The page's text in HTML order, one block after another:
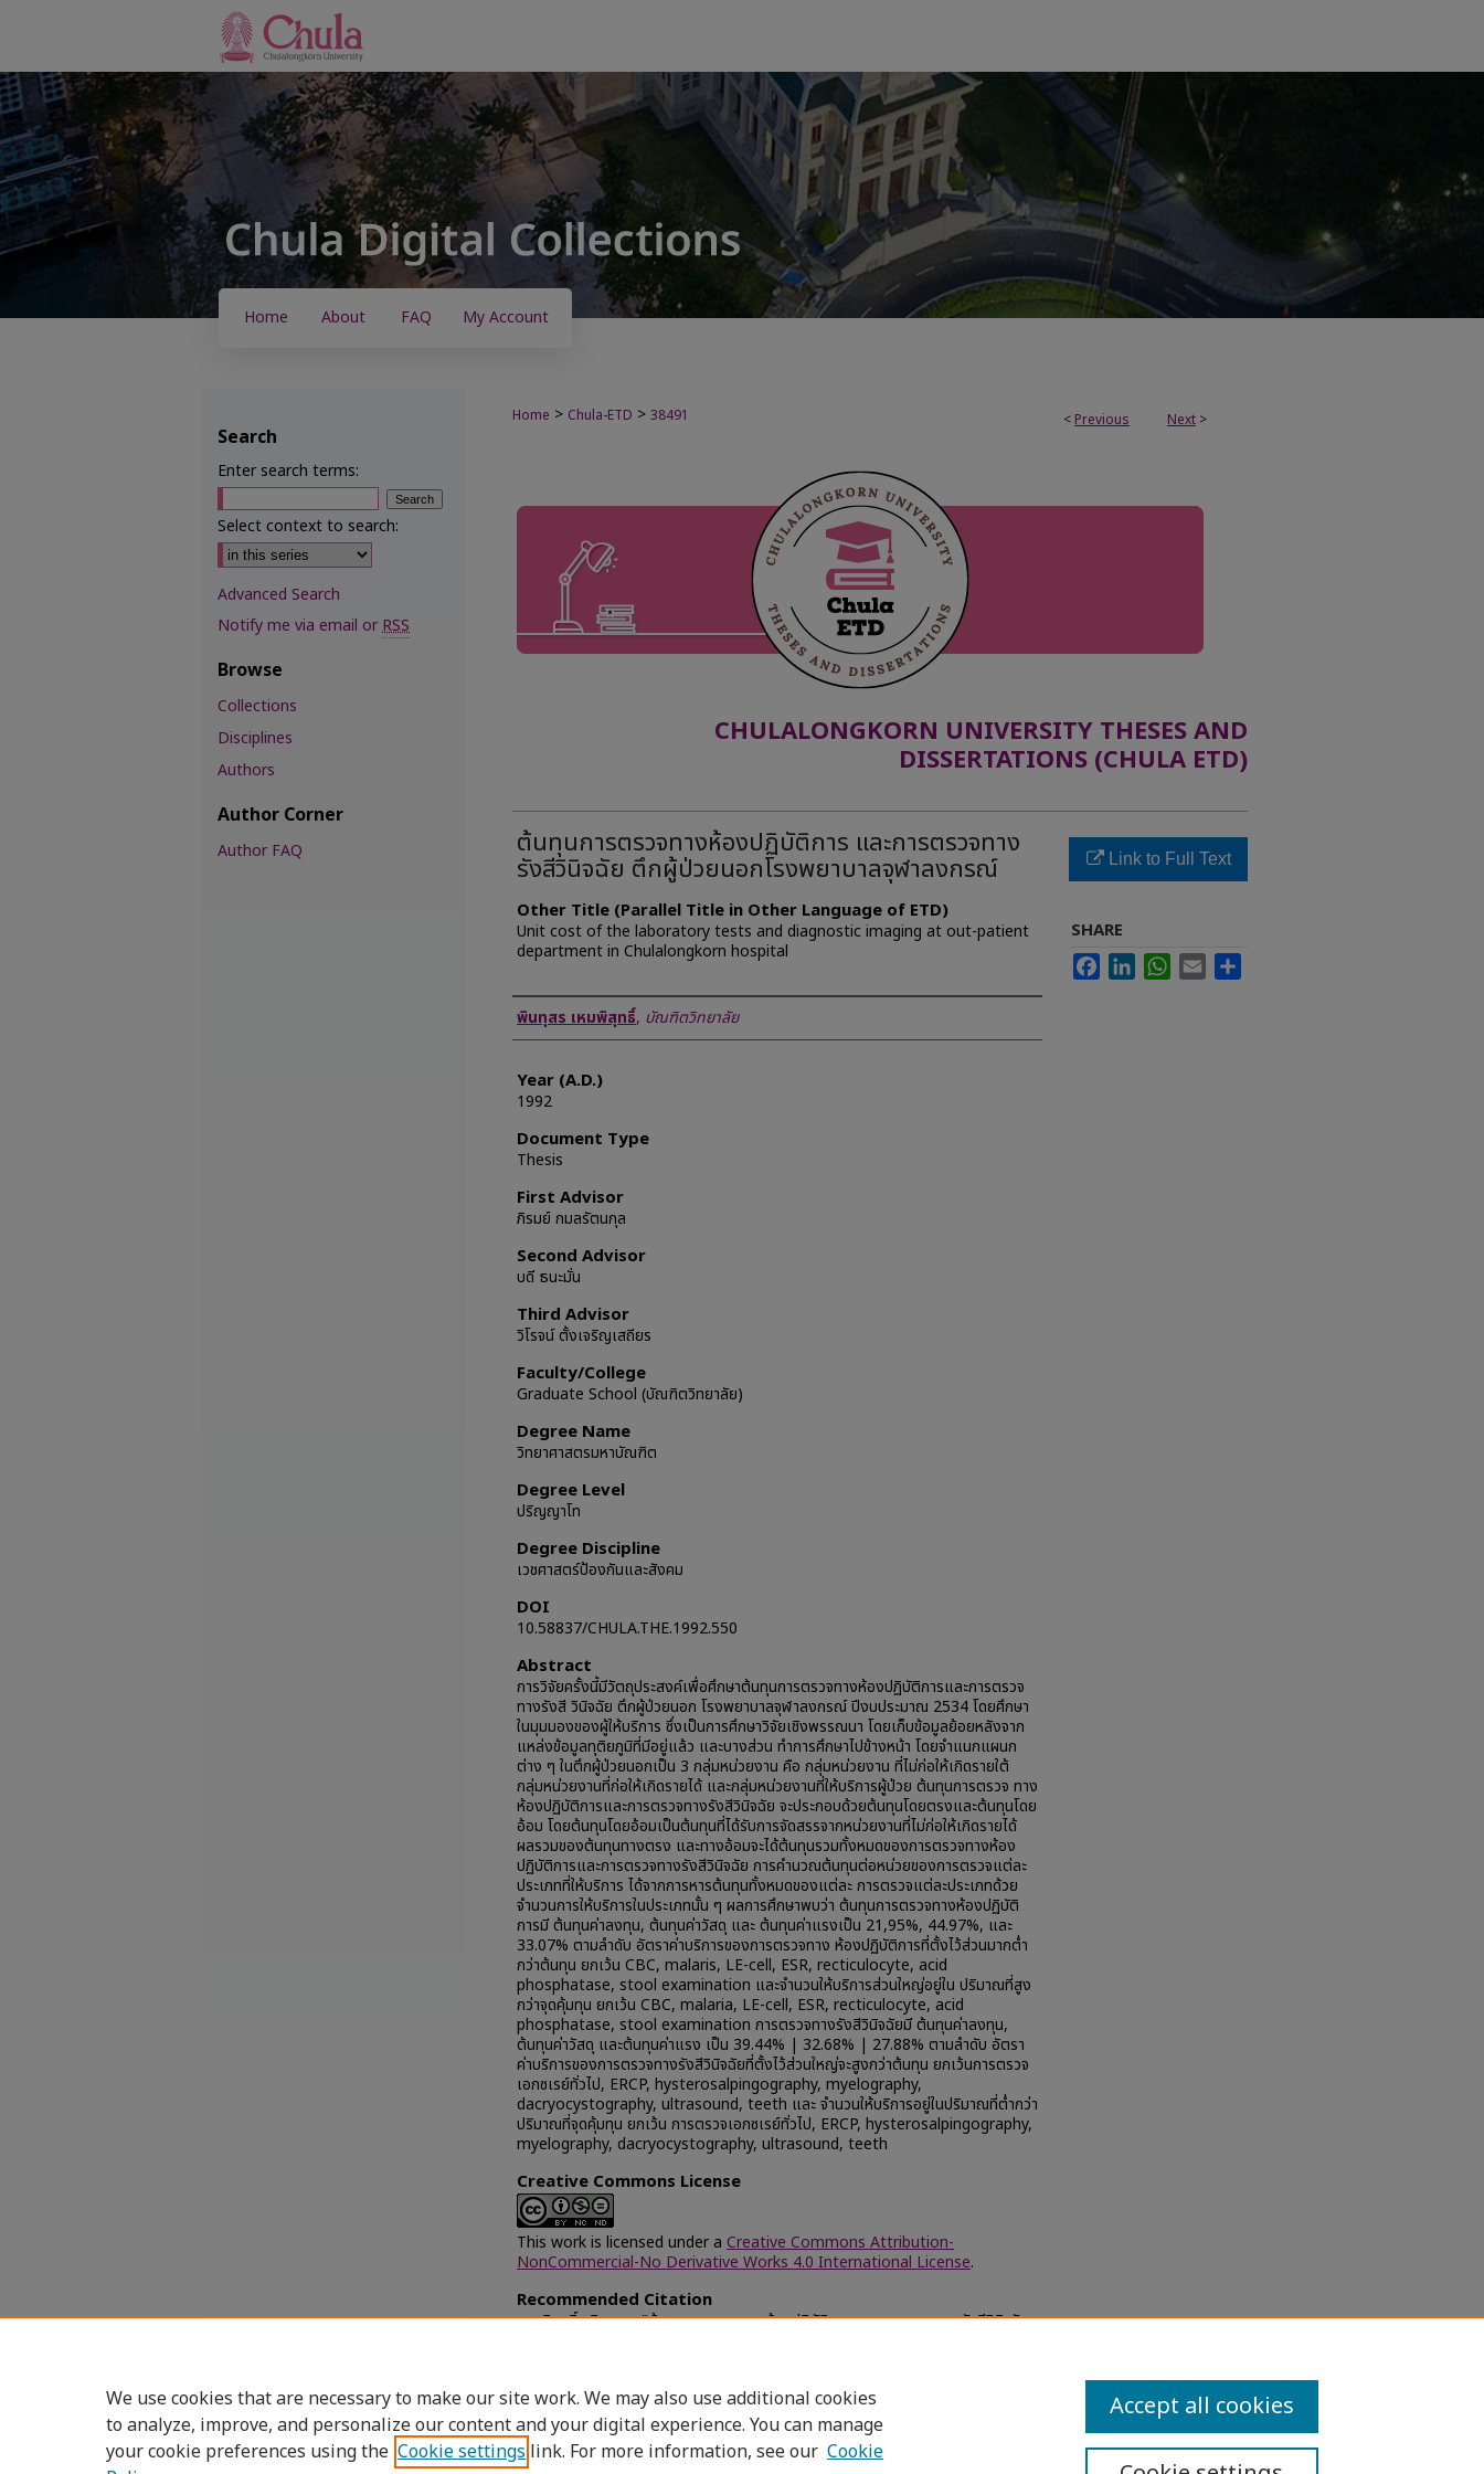
Home About FAQ My Account
< Previous Next >
Home > Chula-ETD > 38491
CHULALONGKORN UNIVERSITY THESES AND
DISSERTATIONS (CHULA ETD)
ต้นทุนการตรวจทางห้องปฏิบัติการ และการตรวจทาง
รังสีวินิจฉัย ตึกผู้ป่วยนอกโรงพยาบาลจุฬาลงกรณ์
Other Title (Parallel Title in Other Language of ETD)
Unit cost of the laboratory tests and diagnostic imaging at out-patient
department in Chulalongkorn hospital
Author
พินทุสร เหมพิสุทธิ์, บัณฑิตวิทยาลัย
Year (A.D.)
1992
Document Type
Thesis
First Advisor
ภิรมย์ กมลรัตนกุล
Second Advisor
บดี ธนะมั่น
Third Advisor
วิโรจน์ ตั้งเจริญเสถียร
Faculty/College
Graduate School (บัณฑิตวิทยาลัย)
Degree Name
วิทยาศาสตรมหาบัณฑิต
Degree Level
ปริญญาโท
Degree Discipline
เวชศาสตร์ป้องกันและสังคม
DOI
10.58837/CHULA.THE.1992.550
Abstract
การวิจัยครั้งนี้มีวัตถุประสงค์เพื่อศึกษาต้นทุนการตรวจทางห้องปฏิบัติการและการตรวจ
ทางรังสี วินิจฉัย ตึกผู้ป่วยนอก โรงพยาบาลจุฬาลงกรณ์ ปีงบประมาณ 2534 โดยศึกษา
ในมุมมองของผู้ให้บริการ ซึ่งเป็นการศึกษาวิจัยเชิงพรรณนา โดยเก็บข้อมูลย้อยหลังจาก
แหล่งข้อมูลทุติยภูมิที่มีอยู่แล้ว และบางส่วน ทำการศึกษาไปข้างหน้า โดยจำแนกแผนก
ต่าง ๆ ในตึกผู้ป่วยนอกเป็น 3 กลุ่มหน่วยงาน คือ กลุ่มหน่วยงาน ที่ไม่ก่อให้เกิดรายใต้
กลุ่มหน่วยงานที่ก่อให้เกิดรายได้ และกลุ่มหน่วยงานที่ให้บริการผู้ป่วย ต้นทุนการตรวจ ทาง
ห้องปฏิบัติการและการตรวจทางรังสีวินิจฉัย จะประกอบด้วยต้นทุนโดยตรงและต้นทุนโดย
อ้อม โดยต้นทุนโดยอ้อมเป็นต้นทุนที่ได้รับการจัดสรรจากหน่วยงานที่ไม่ก่อให้เกิดรายได้
ผลรวมของต้นทุนทางตรง และทางอ้อมจะได้ต้นทุนรวมทั้งหมดของการตรวจทางห้อง
ปฏิบัติการและการตรวจทางรังสีวินิจฉัย การคำนวณต้นทุนต่อหน่วยของการตรวจแต่ละ
ประเภทที่ให้บริการ ได้จากการหารต้นทุนทั้งหมดของแต่ละ การตรวจแต่ละประเภทด้วย
จำนวนการให้บริการในประเภทนั้น ๆ ผลการศึกษาพบว่า ต้นทุนการตรวจทางห้องปฏิบัติ
การมี ต้นทุนค่าลงทุน, ต้นทุนค่าวัสดุ และ ต้นทุนค่าแรงเป็น 21,95%, 44.97%, และ
33.07% ตามลำดับ อัตราค่าบริการของการตรวจทาง ห้องปฏิบัติการที่ตั้งไว้ส่วนมากต่ำ
กว่าต้นทุน ยกเว้น CBC, malaris, LE-cell, ESR, recticulocyte, acid
phosphatase, stool examination และจำนวนให้บริการส่วนใหญ่อยู่ใน ปริมาณที่สูง
กว่าจุดคุ้มทุน ยกเว้น CBC, malaria, LE-cell, ESR, recticulocyte, acid
phosphatase, stool examination การตรวจทางรังสีวินิจฉัยมี ต้นทุนค่าลงทุน,
ต้นทุนค่าวัสดุ และต้นทุนค่าแรง เป็น 39.44% | 32.68% | 27.88% ตามลำดับ อัตรา
ค่าบริการของการตรวจทางรังสีวินิจฉัยที่ตั้งไว้ส่วนใหญ่จะสูงกว่าต้นทุน ยกเว้นการตรวจ
เอกซเรย์ทั่วไป, ERCP, hysterosalpingography, myelography,
dacryocystography, ultrasound, teeth และ จำนวนให้บริการอยู่ในปริมาณที่ต่ำกว่า
ปริมาณที่จุดคุ้มทุน ยกเว้น การตรวจเอกซเรย์ทั่วไป, ERCP, hysterosalpingography,
myelography, dacryocystography, ultrasound, teeth
Creative Commons License
This work is licensed under a Creative Commons Attribution-
NonCommercial-No Derivative Works 4.0 International License.
Recommended Citation
เหมพิสุทธิ์, พินทุสร, "ต้นทุนการตรวจทางห้องปฏิบัติการ และการตรวจทางรังสีวินิจฉัย
Link to Full Text
SHARE
FacebookLinkedInWhatsApp
Email
Search
Enter search terms:
Select context to search:
Advanced Search
Notify me via email orRSS
Browse
Collections
Disciplines
Authors
Author Corner
Author FAQ
We use cookies that are necessary to make our site work. We may also use additional cookies
to analyze, improve, and personalize our content and your digital experience. You can manage
your cookie preferences using the Cookie settings link. For more information, see our Cookie
Accept all cookies